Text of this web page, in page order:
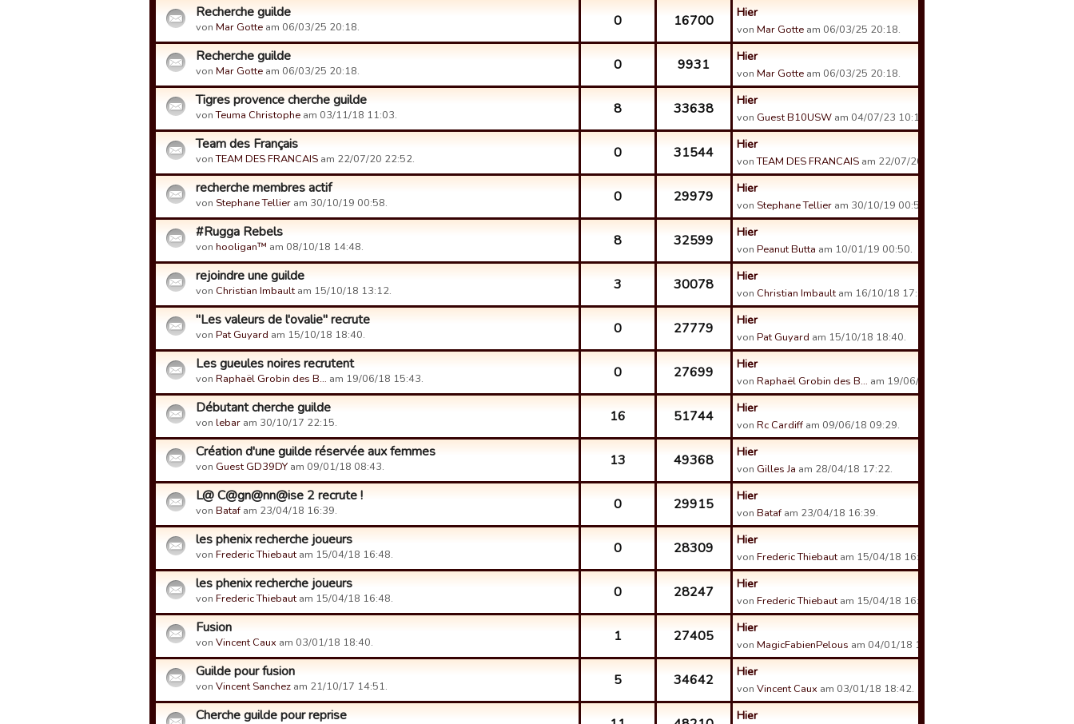
Recherche guilde
von Mar Gotte am 06/03/25 20:18. 0 16700 Hier
von Mar Gotte am 06/03/25 20:18.
Recherche guilde
von Mar Gotte am 06/03/25 20:18. 0 9931 Hier
von Mar Gotte am 06/03/25 20:18.
Tigres provence cherche guilde
vonTeuma Christophe am 03/11/18 11:03. 8 33638 Hier
von Guest B10USW am 04/07/23 10:16.
Team des Français
vonTEAM DES FRANCAIS am 22/07/20 22:52. 0 31544 Hier
vonTEAM DES FRANCAIS am 22/07/20 22:52.
recherche membres actif
von Stephane Tellier am 30/10/19 00:58. 0 29979 Hier
von Stephane Tellier am 30/10/19 00:58.
#Rugga Rebels
von hooligan™ am 08/10/18 14:48. 8 32599 Hier
von Peanut Butta am 10/01/19 00:50.
rejoindre une guilde
von Christian Imbaultam 15/10/18 13:12. 3 30078 Hier
von Christian Imbaultam 16/10/18 17:34.
"Les valeurs de l'ovalie" recrute
von Pat Guyard am 15/10/18 18:40. 0 27779 Hier
von Pat Guyard am 15/10/18 18:40.
Les gueules noires recrutent
von Raphaël Grobin des B… am 19/06/18 15:43. 0 27699 Hier
von Raphaël Grobin des B… am 19/06/18 15:43.
Débutant cherche guilde
von lebar am 30/10/17 22:15. 16 51744 Hier
von Rc Cardiff am 09/06/18 09:29.
Création d'une guilde réservée aux femmes
von Guest GD39DY am 09/01/18 08:43. 13 49368 Hier
von Gilles Ja am 28/04/18 17:22.
L@ C@gn@nn@ise 2 recrute !
von Bataf am 23/04/18 16:39. 0 29915 Hier
von Bataf am 23/04/18 16:39.
les phenix recherche joueurs
von Frederic Thiebautam 15/04/18 16:48. 0 28309 Hier
von Frederic Thiebautam 15/04/18 16:48.
les phenix recherche joueurs
von Frederic Thiebautam 15/04/18 16:48. 0 28247 Hier
von Frederic Thiebautam 15/04/18 16:48.
Fusion
von Vincent Caux am 03/01/18 18:40. 1 27405 Hier
von MagicFabienPelous am 04/01/18 12:06.
Guilde pour fusion
von Vincent Sanchez am 21/10/17 14:51. 5 34642 Hier
von Vincent Caux am 03/01/18 18:42.
Cherche guilde pour reprise Hier